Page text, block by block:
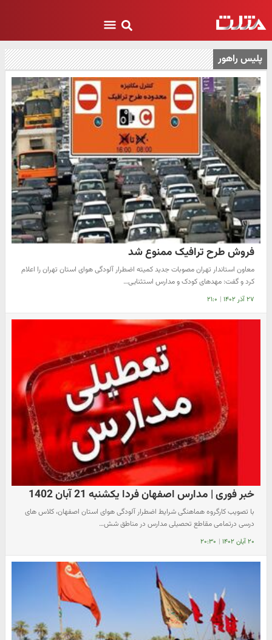
پلیس راهور
فروش طرح ترافیک ممنوع شد
معاون استاندار تهران مصوبات جدید کمیته اضطرار آلودگی هوای استان تهران را اعلام
کرد و گفت: مهدهای کودک و مدارس استثنایی…
۲۷ آذر ۱۴۰۲ | ۲۱:۰
خبر فوری | مدارس اصفهان فردا یکشنبه 21 آبان 1402
با تصویب کارگروه هماهنگی شرایط اضطرار آلودگی هوای استان اصفهان، کلاس های
درسی درتمامی مقاطع تحصیلی مدارس در مناطق شش…
۲۰ آبان ۱۴۰۲ | ۲۰:۳۰